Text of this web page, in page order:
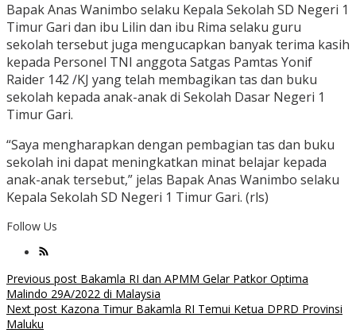
Bapak Anas Wanimbo selaku Kepala Sekolah SD Negeri 1
Timur Gari dan ibu Lilin dan ibu Rima selaku guru
sekolah tersebut juga mengucapkan banyak terima kasih
kepada Personel TNI anggota Satgas Pamtas Yonif
Raider 142 /KJ yang telah membagikan tas dan buku
sekolah kepada anak-anak di Sekolah Dasar Negeri 1
Timur Gari.
“Saya mengharapkan dengan pembagian tas dan buku
sekolah ini dapat meningkatkan minat belajar kepada
anak-anak tersebut,” jelas Bapak Anas Wanimbo selaku
Kepala Sekolah SD Negeri 1 Timur Gari. (rls)
Follow Us
Post
navigation
Previous post Bakamla RI dan APMM Gelar Patkor Optima
Malindo 29A/2022 di Malaysia
Next post Kazona Timur Bakamla RI Temui Ketua DPRD Provinsi
Maluku